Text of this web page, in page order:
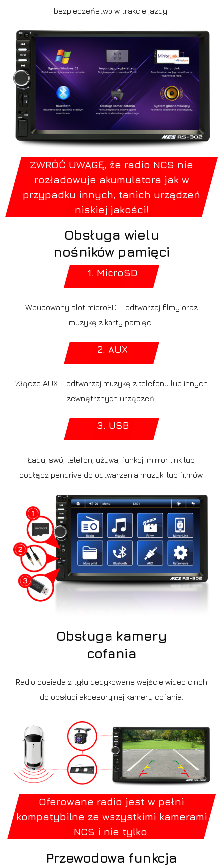
bezpieczeństwo w trakcie jazdy!
ZWRÓĆ UWAGĘ, że radio NCS nie
rozładowuje akumulatora jak w
przypadku innych, tanich urządzeń
niskiej jakości!
Obsługa wielu
nośników pamięci
1. MicroSD
Wbudowany slot microSD – odtwarzaj filmy oraz
muzykę z karty pamięci.
2. AUX
Złącze AUX – odtwarzaj muzykę z telefonu lub innych
zewnętrznych urządzeń.
3. USB
Ładuj swój telefon, używaj funkcji mirror link lub
podłącz pendrive do odtwarzania muzyki lub filmów.
Obsługa kamery
cofania
Radio posiada z tyłu dedykowane wejście wideo cinch
do obsługi akcesoryjnej kamery cofania.
Oferowane radio jest w pełni
kompatybilne ze wszystkimi kamerami
NCS i nie tylko.
Przewodowa funkcja